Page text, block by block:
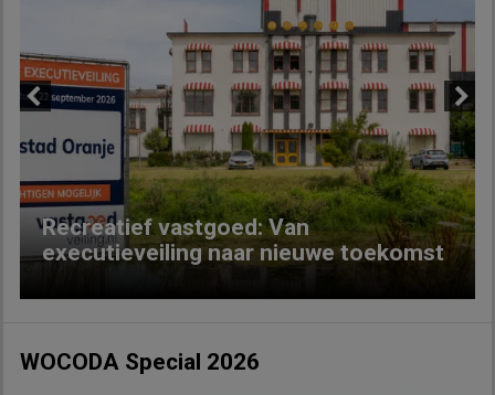
Recreatief vastgoed: Van
executieveiling naar nieuwe toekomst
Next
WOCODA Special 2026